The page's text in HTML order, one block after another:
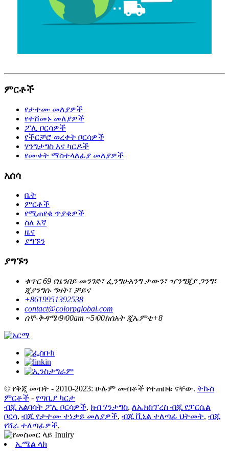
ምርቶች
የታተሙ መለያዎች
የተሸመኑ መለያዎች
ፖሊ ቦርሳዎች
የችርቻሮ ወረቀት ቦርሳዎች
ሃንግታግስ እና ካርዶች
የሙቀት ማስተላለፊያ መለያዎች
አሰሳ
ቤት
ምርቶች
የሚጠየቁ ጥያቄዎች
ስለ እኛ
ዜና
ያግኙን
ያግኙን
ቁጥር 69 የዜንበይ መንገድ፣ ፌንግሁአንግ ታውን፣ ዣንግጂያ ጋንግ፣
ጂያንግሱ ግዛት፣ ቻይና
+8619951392538
contact@colorpglobal.com
ሰኞ-ቅዳሜ፡9፡00am ~5፡00ከሰአት ጂኤምቲ+8
© የቅጂ መብት - 2010-2023: ሁሉም መብቶች የተጠበቁ ናቸው. ትኩስ
ምርቶች - የጣቢያ ካርታ
ብጁ አልባሳት ፖሊ ቦርሳዎች, ክብ ሃንታግስ, ለኤክስፕረስ ብጁ የፓርሴል
ቦርሳ, ብጁ የታተሙ ተነቃይ መለያዎች, ብጁ ቪኒል ተለጣፊ ህትመት, ብጁ
የሸራ ተለጣፊዎች,
ኢሜል ላክ